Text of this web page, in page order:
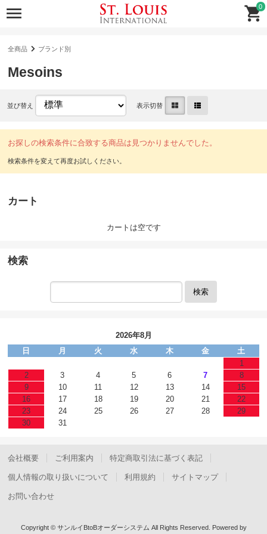
0
全商品 ブランド別
Mesoins
並び替え 表示切替
お探しの検索条件に合致する商品は見つかりませんでした。
カート
カートは空です
検索
検索
2026年8月
日
月 火 水 木 金
土
1
2
3 4 5 6 7
8
9
10 11 12 13 14
15
16
17 18 19 20 21
22
23
24 25 26 27 28
29
30
31
会社概要 ご利用案内 特定商取引法に基づく表記
個人情報の取り扱いについて 利用規約 サイトマップ
お問い合わせ
Copyright © サンルイBtoBオーダーシステム All Rights Reserved. Powered by